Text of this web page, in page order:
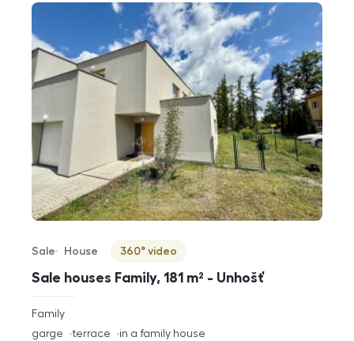
Sale houses Family, 181 m² - Unhošť
Offer type
Sale
Property type
House
Virtuální prohlídka
360° video
rozměry
disposition
Family
funkce
garge terrace in a family house